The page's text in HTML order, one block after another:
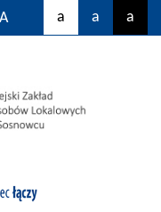
A a a a